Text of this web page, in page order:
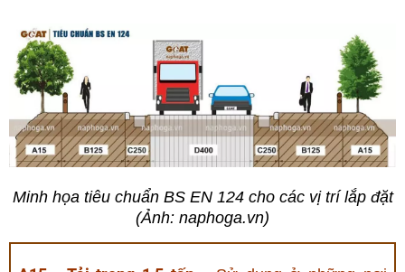
Minh họa tiêu chuẩn BS EN 124 cho các vị trí lắp đặt
(Ảnh: naphoga.vn)